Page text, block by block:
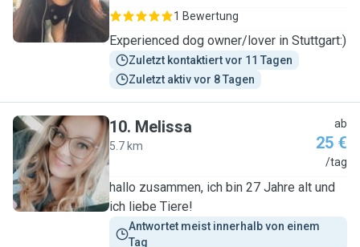
1 Bewertung
Experienced dog owner/lover in Stuttgart:)
Zuletzt kontaktiert vor 11 Tagen
Zuletzt aktiv vor 8 Tagen
M
10. Melissa
5.7 km
ab
25 €
/tag
hallo zusammen, ich bin 27 Jahre alt und
ich liebe Tiere!
Antwortet meist innerhalb von einem
Tag